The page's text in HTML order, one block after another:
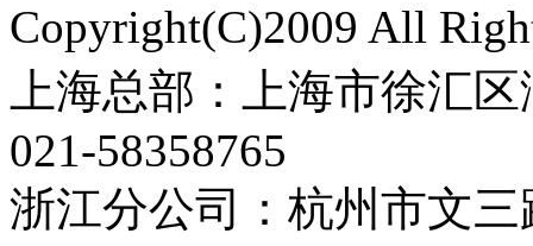
Copyright(C)2009 All
上海总部：上海市徐汇
021-58358765
浙江分公司：杭州市文